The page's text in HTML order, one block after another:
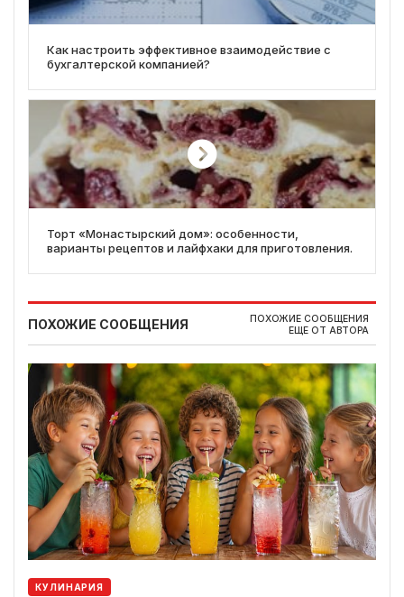
Как настроить эффективное взаимодействие с
бухгалтерской компанией?
Торт «Монастырский дом»: особенности,
варианты рецептов и лайфхаки для приготовления.
ПОХОЖИЕ СООБЩЕНИЯ
ПОХОЖИЕ СООБЩЕНИЯ
ЕЩЕ ОТ АВТОРА
КУЛИНАРИЯ